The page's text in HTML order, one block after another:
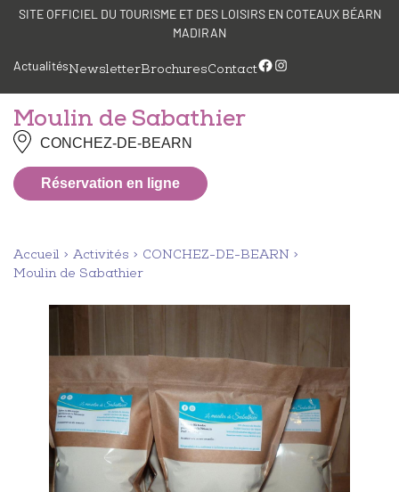
Panneau de gestion des cookies
AllerSITE OFFICIEL DU TOURISME ET DES LOISIRS EN COTEAUX BÉARN
MADIRAN
ActualitésNewsletterBrochuresContactFacebook
Instagram
Moulin de Sabathier
CONCHEZ-DE-BEARN
Réservation en ligne
Accueil Activités
CONCHEZ-DE-BEARN
Moulin de Sabathier